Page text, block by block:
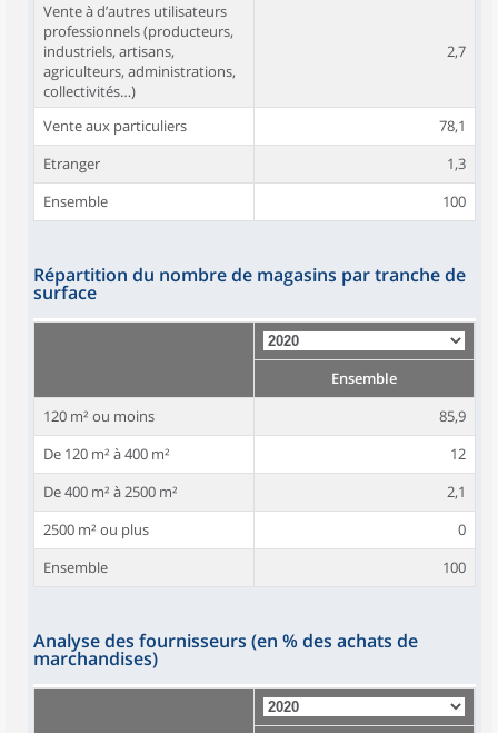
Vente à d’autres utilisateurs
professionnels (producteurs,
industriels, artisans,
agriculteurs, administrations,
collectivités…)
2,7
Vente aux particuliers
78,1
Etranger
1,3
Ensemble
100
Répartition du nombre de magasins par tranche de
surface
Ensemble
120 m² ou moins
85,9
De 120 m² à 400 m²
12
De 400 m² à 2500 m²
2,1
2500 m² ou plus
0
Ensemble
100
Analyse des fournisseurs (en % des achats de
marchandises)